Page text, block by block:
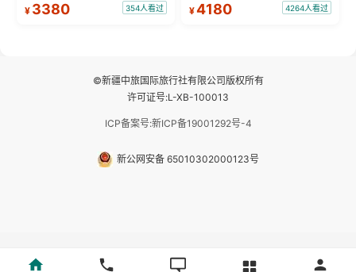
将军山，夕阳派对，蹦迪party 4.
¥ 3380 354人看过
让雪山、花海与深邃湖水在转弯
¥4180 4264人看过
©新疆中旅国际旅行社有限公司版权所有
许可证号:L-XB-100013
ICP备案号:新ICP备19001292号-4
新公网安备 65010302000123号